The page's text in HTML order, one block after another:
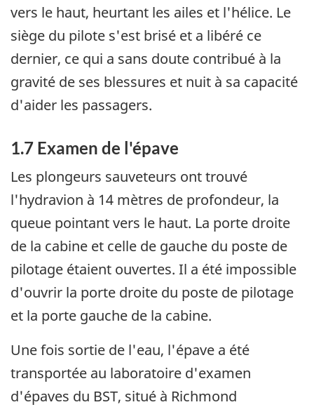
vers le haut, heurtant les ailes et l'hélice. Le
siège du pilote s'est brisé et a libéré ce
dernier, ce qui a sans doute contribué à la
gravité de ses blessures et nuit à sa capacité
d'aider les passagers.
1.7 Examen de l'épave
Les plongeurs sauveteurs ont trouvé
l'hydravion à 14 mètres de profondeur, la
queue pointant vers le haut. La porte droite
de la cabine et celle de gauche du poste de
pilotage étaient ouvertes. Il a été impossible
d'ouvrir la porte droite du poste de pilotage
et la porte gauche de la cabine.
Une fois sortie de l'eau, l'épave a été
transportée au laboratoire d'examen
d'épaves du BST, situé à Richmond